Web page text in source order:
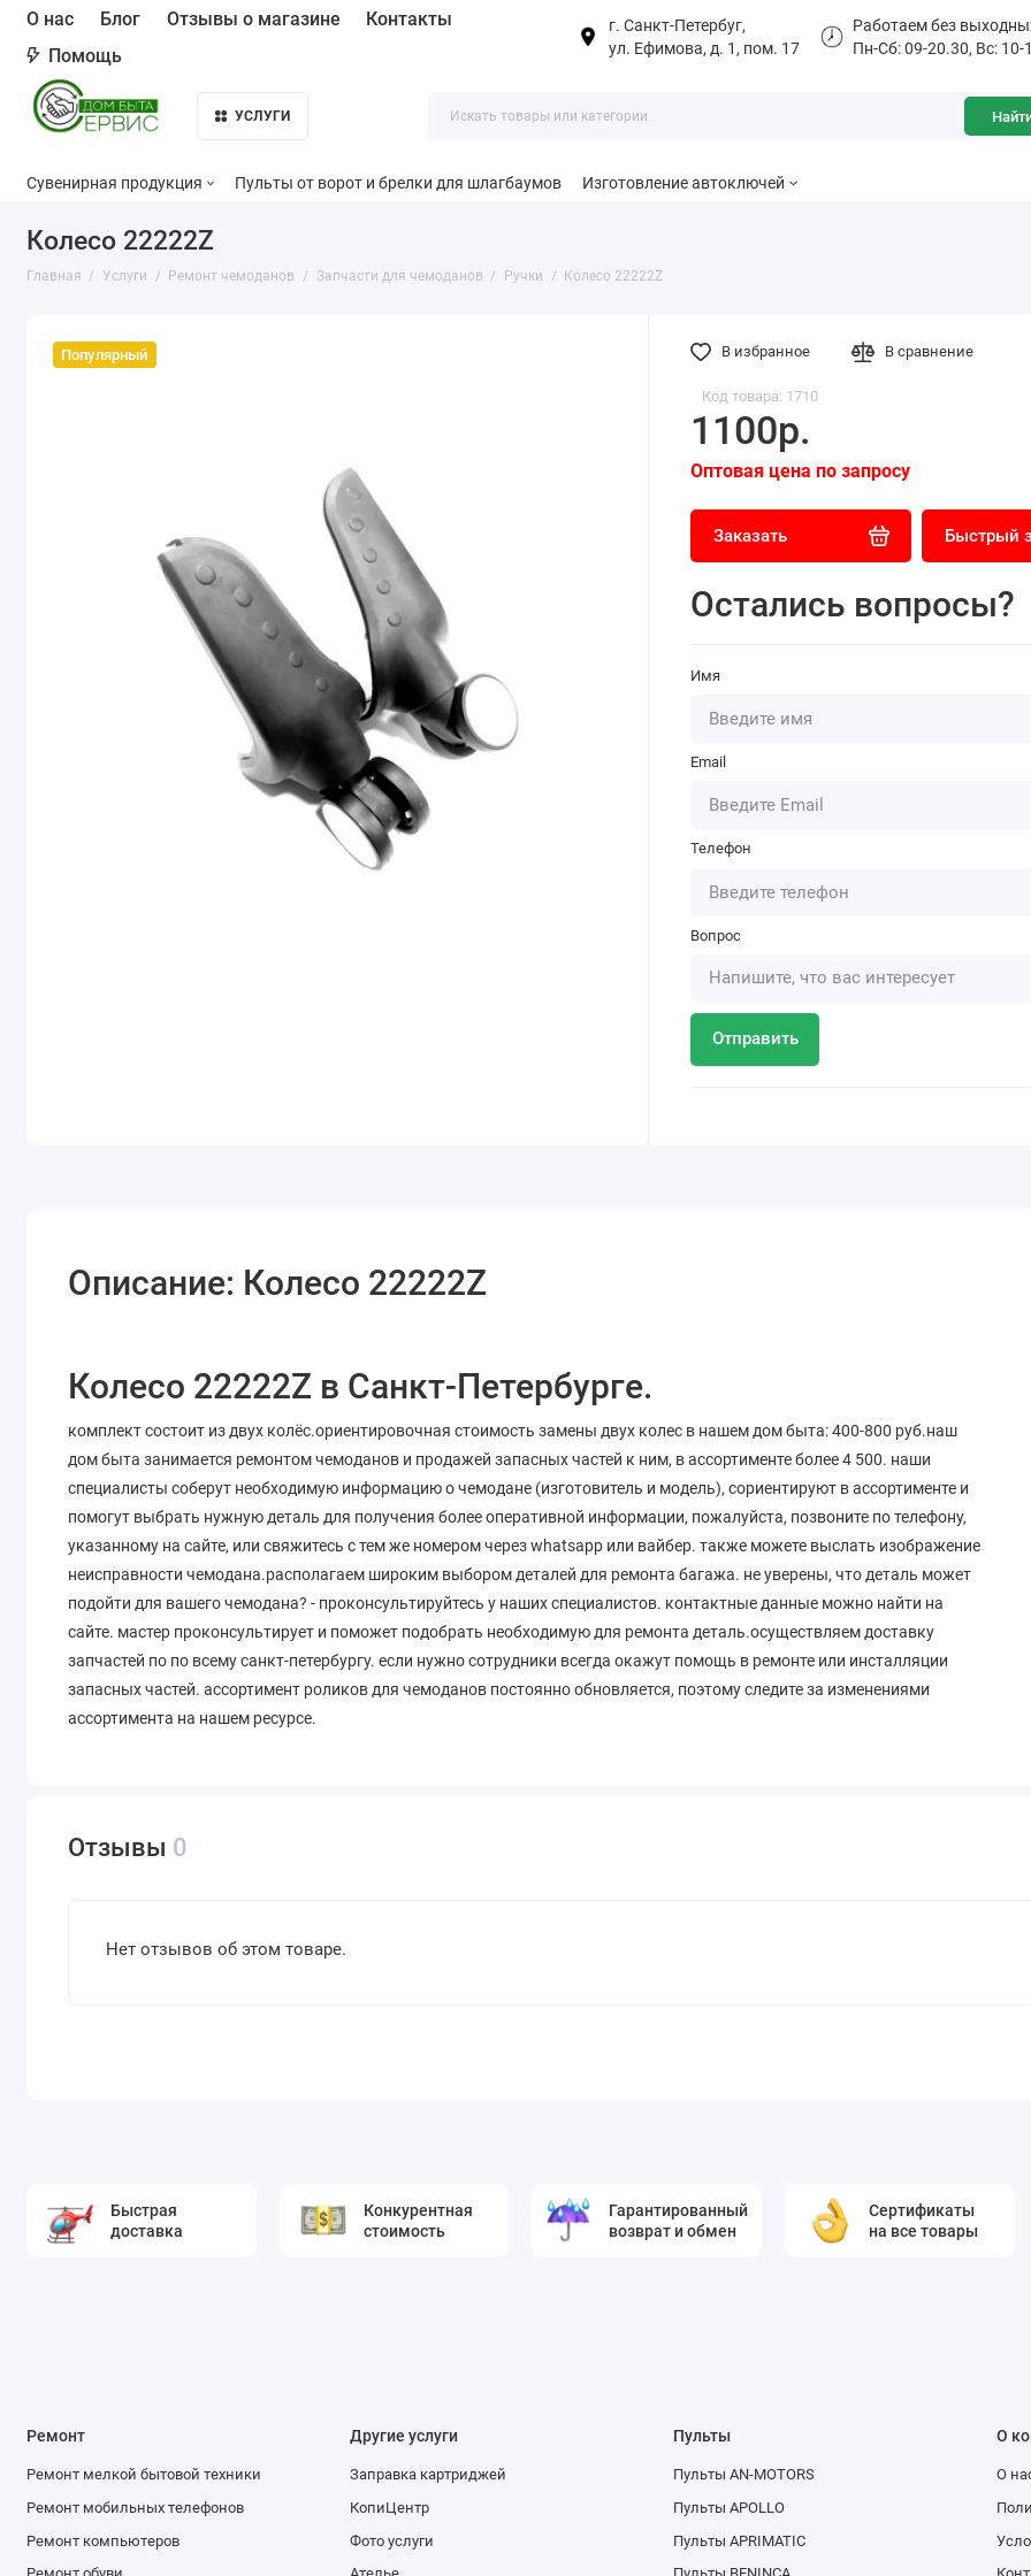
О нас Блог Отзывы о магазине
Контакты
Помощь
г. Санкт-Петербуг,
ул. Ефимова, д. 1, пом. 17
Работаем без
Пн-Сб: 09-20.30, Вс: 10-
УСЛУГИ
Сувенирная продукция Пульты от ворот и брелки для шлагбаумов Изготовление автоключей
Колесо 22222Z
Главная Услуги Ремонт чемоданов Запчасти для чемоданов Ручки Колесо 22222Z
Популярный
Код товара: 1710
1100р.
Оптовая цена по запросу
Заказать Быстрый
Остались вопросы?
Имя
Email
Телефон
Вопрос
Отправить
В избранное В сравнение
Описание: Колесо 22222Z
Колесо 22222Z в Санкт-Петербурге.
комплект состоит из двух колёс.ориентировочная стоимость замены двух колес в нашем дом быта: 400-800 руб.наш
дом быта занимается ремонтом чемоданов и продажей запасных частей к ним, в ассортименте более 4 500. наши
специалисты соберут необходимую информацию о чемодане (изготовитель и модель), сориентируют в ассортименте и
помогут выбрать нужную деталь для получения более оперативной информации, пожалуйста, позвоните по телефону,
указанному на сайте, или свяжитесь с тем же номером через whatsapp или вайбер. также можете выслать изображение
неисправности чемодана.располагаем широким выбором деталей для ремонта багажа. не уверены, что деталь может
подойти для вашего чемодана? - проконсультируйтесь у наших специалистов. контактные данные можно найти на
сайте. мастер проконсультирует и поможет подобрать необходимую для ремонта деталь.осуществляем доставку
запчастей по по всему санкт-петербургу. если нужно сотрудники всегда окажут помощь в ремонте или инсталляции
запасных частей. ассортимент роликов для чемоданов постоянно обновляется, поэтому следите за изменениями
ассортимента на нашем ресурсе.
Отзывы 0
Нет отзывов об этом товаре.
Быстрая
доставка
Конкурентная
стоимость
Гарантированный
возврат и обмен
Сертификаты
на все товары
Ремонт
Ремонт мелкой бытовой техники
Ремонт мобильных телефонов
Ремонт компьютеров
Другие услуги
Заправка картриджей
КопиЦентр
Фото услуги
Пульты
Пульты AN-MOTORS
Пульты APOLLO
Пульты APRIMATIC
О
О